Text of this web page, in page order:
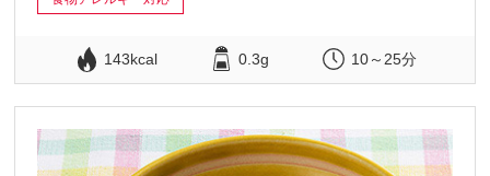
143kcal 0.3g 10～25分